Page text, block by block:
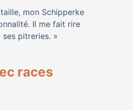
mon Schipperke
Il me fait rire
pitreries. »
races